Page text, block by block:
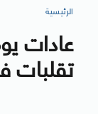
الرئيسية
عادات
تقلبات